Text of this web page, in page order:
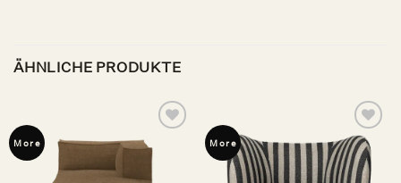
ÄHNLICHE PRODUKTE
More
Auf die
Wunschliste
More
Auf die
Wunschliste